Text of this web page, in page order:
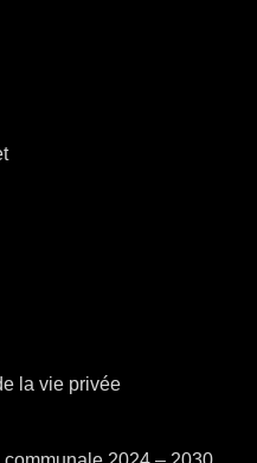
la vie privée